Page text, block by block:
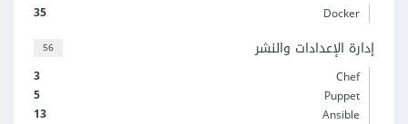
35 Docker
56 إدارة الإعدادات والنشر
3
Chef
5
Puppet
13
Ansible